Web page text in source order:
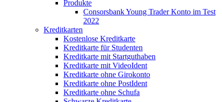
Produkte
Consorsbank Young Trader Konto im Test
2022
Kreditkarten
Kostenlose Kreditkarte
Kreditkarte für Studenten
Kreditkarte mit Startguthaben
Kreditkarte mit VideoIdent
Kreditkarte ohne Girokonto
Kreditkarte ohne PostIdent
Kreditkarte ohne Schufa